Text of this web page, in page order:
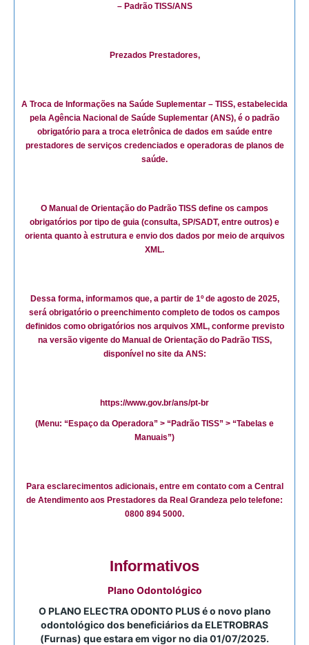
– Padrão TISS/ANS
Prezados Prestadores,
A Troca de Informações na Saúde Suplementar – TISS, estabelecida
pela Agência Nacional de Saúde Suplementar (ANS), é o padrão
obrigatório para a troca eletrônica de dados em saúde entre
prestadores de serviços credenciados e operadoras de planos de
saúde.
O Manual de Orientação do Padrão TISS define os campos
obrigatórios por tipo de guia (consulta, SP/SADT, entre outros) e
orienta quanto à estrutura e envio dos dados por meio de arquivos
XML.
Dessa forma, informamos que, a partir de 1º de agosto de 2025,
será obrigatório o preenchimento completo de todos os campos
definidos como obrigatórios nos arquivos XML, conforme previsto
na versão vigente do Manual de Orientação do Padrão TISS,
disponível no site da ANS:
https://www.gov.br/ans/pt-br
(Menu: “Espaço da Operadora” > “Padrão TISS” > “Tabelas e
Manuais”)
Para esclarecimentos adicionais, entre em contato com a Central
de Atendimento aos Prestadores da Real Grandeza pelo telefone:
0800 894 5000.
Informativos
Plano Odontológico
O PLANO ELECTRA ODONTO PLUS é o novo plano
odontológico dos beneficiários da ELETROBRAS
(Furnas) que estara em vigor no dia 01/07/2025.